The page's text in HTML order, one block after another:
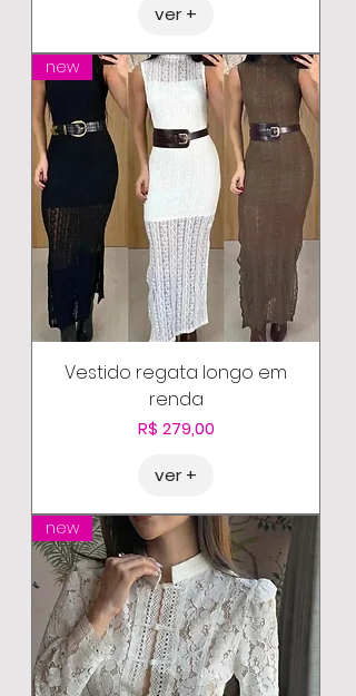
ver +
new
Vestido regata longo em
renda
Preço
R$ 279,00
ver +
new